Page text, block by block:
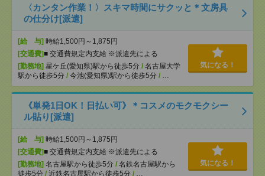
〈カンタン作業！〉スキマ時間にサクッと＊文房具
の仕分け[派遣]
[給 与] 時給1,500円～1,875円
[交通費]■ 交通費規定内支給 ※派遣先による
[勤務地] 星ケ丘(愛知県)駅から徒歩5分 / 名古屋大学
駅から徒歩5分 / 今池(愛知県)駅から徒歩5分 / …
気になる！
《単発1日OK！日払い可》＊コスメのモクモクシー
ル貼り[派遣]
[給 与] 時給1,500円～1,875円
[交通費]■ 交通費規定内支給 ※派遣先による
[勤務地] 名古屋駅から徒歩5分 / 名鉄名古屋駅から
徒歩5分 / 近鉄名古屋駅から徒歩5分 / …
気になる！